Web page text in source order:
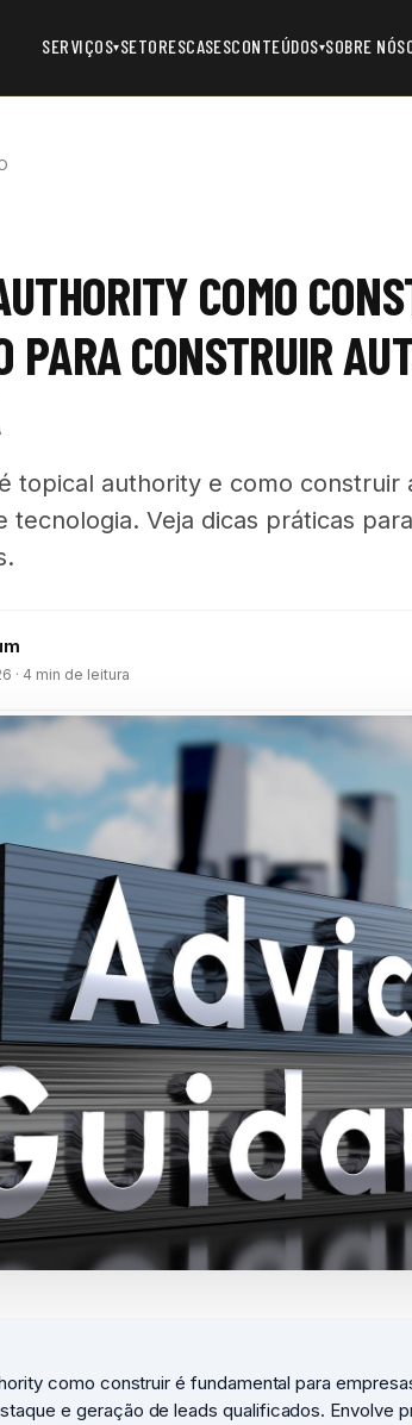
SERVIÇOS▾SETORESCASESCONTEÚDOS▾SOBRE NÓS
COMO
PARA CONSTRUIR
topical authority e como construir
tecnologia. Veja dicas práticas
· 4 min de leitura
como construir é fundamental para
e geração de leads qualificados. Envolve